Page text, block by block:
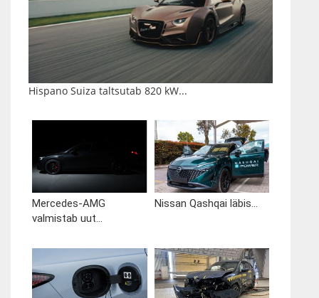
Hispano Suiza taltsutab 820 kW...
Mercedes-AMG
valmistab uut...
Nissan Qashqai läbis...